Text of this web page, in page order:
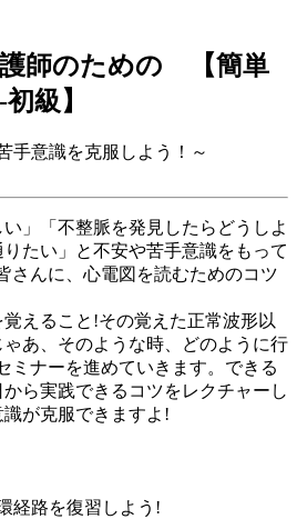
師のための 【簡単
級】
手意識を克服しよう！～
」「不整脈を発見したらどうしよ
たい」と不安や苦手意識をもって
さんに、心電図を読むためのコツ
えること!その覚えた正常波形以
あ、そのような時、どのように行
ミナーを進めていきます。できる
ら実践できるコツをレクチャーし
が克服できますよ!
経路を復習しよう!